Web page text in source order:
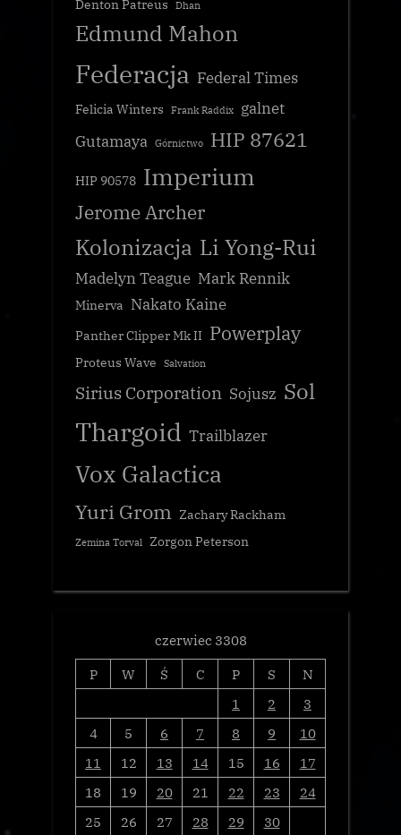
Denton Patreus
Dhan
Edmund Mahon
Federacja Federal Times
Felicia Winters Frank Raddix
galnet
Gutamaya Górnictwo HIP 87621
HIP 90578 Imperium
Jerome Archer
Kolonizacja Li Yong-Rui
Madelyn Teague Mark Rennik
Minerva Nakato Kaine
Panther Clipper Mk II Powerplay
Proteus Wave Salvation
Sirius Corporation Sojusz Sol
Thargoid Trailblazer
Vox Galactica
Yuri Grom Zachary Rackham
Zemina Torval Zorgon Peterson
czerwiec 3308
P
W Ś C P S
N
1
2
3
4
5 6 7 8 9
10
11
12 13 14 15 16
17
18
19 20 21 22 23
24
25
26 27 28 29 30